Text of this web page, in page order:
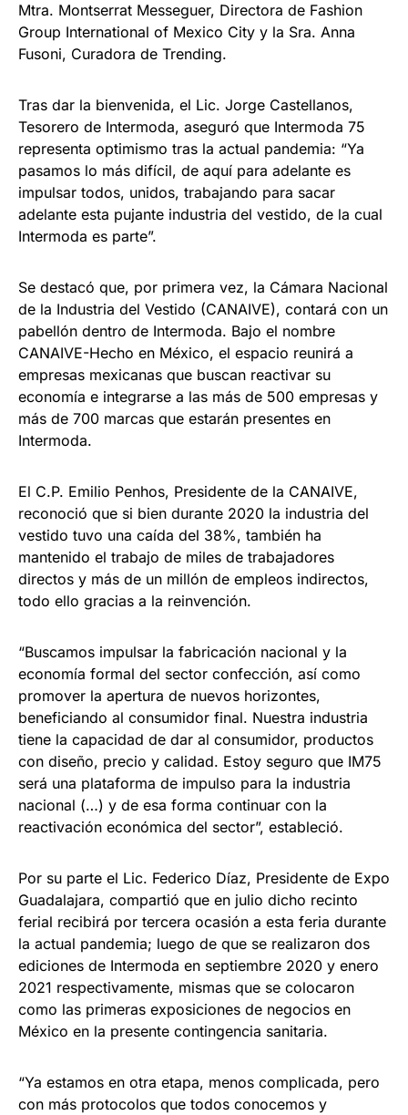
Mtra. Montserrat Messeguer, Directora de Fashion
Group International of Mexico City y la Sra. Anna
Fusoni, Curadora de Trending.
Tras dar la bienvenida, el Lic. Jorge Castellanos,
Tesorero de Intermoda, aseguró que Intermoda 75
representa optimismo tras la actual pandemia: “Ya
pasamos lo más difícil, de aquí para adelante es
impulsar todos, unidos, trabajando para sacar
adelante esta pujante industria del vestido, de la cual
Intermoda es parte”.
Se destacó que, por primera vez, la Cámara Nacional
de la Industria del Vestido (CANAIVE), contará con un
pabellón dentro de Intermoda. Bajo el nombre
CANAIVE-Hecho en México, el espacio reunirá a
empresas mexicanas que buscan reactivar su
economía e integrarse a las más de 500 empresas y
más de 700 marcas que estarán presentes en
Intermoda.
El C.P. Emilio Penhos, Presidente de la CANAIVE,
reconoció que si bien durante 2020 la industria del
vestido tuvo una caída del 38%, también ha
mantenido el trabajo de miles de trabajadores
directos y más de un millón de empleos indirectos,
todo ello gracias a la reinvención.
“Buscamos impulsar la fabricación nacional y la
economía formal del sector confección, así como
promover la apertura de nuevos horizontes,
beneficiando al consumidor final. Nuestra industria
tiene la capacidad de dar al consumidor, productos
con diseño, precio y calidad. Estoy seguro que IM75
será una plataforma de impulso para la industria
nacional (…) y de esa forma continuar con la
reactivación económica del sector”, estableció.
Por su parte el Lic. Federico Díaz, Presidente de Expo
Guadalajara, compartió que en julio dicho recinto
ferial recibirá por tercera ocasión a esta feria durante
la actual pandemia; luego de que se realizaron dos
ediciones de Intermoda en septiembre 2020 y enero
2021 respectivamente, mismas que se colocaron
como las primeras exposiciones de negocios en
México en la presente contingencia sanitaria.
“Ya estamos en otra etapa, menos complicada, pero
con más protocolos que todos conocemos y